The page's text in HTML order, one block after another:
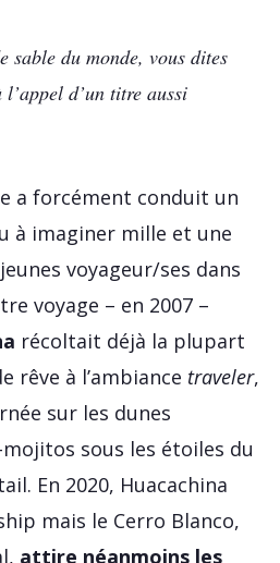
sable du monde, vous dites
d’un titre aussi
a forcément conduit un
à imaginer mille et une
voyageur/ses dans
voyage – en 2007 –
récoltait déjà la plupart
rêve à l’ambiance traveler,
sur les dunes
sous les étoiles du
En 2020, Huacachina
mais le Cerro Blanco,
attire néanmoins les